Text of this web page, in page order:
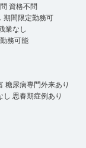
資格不問
期間限定勤務可
業なし
務可能
糖尿病専門外来あり
し 思春期症例あり